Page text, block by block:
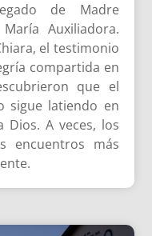
de Madre
Auxiliadora.
el testimonio
compartida en
que el
sigue latiendo en
Dios. A veces, los
encuentros más